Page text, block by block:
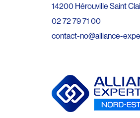
14200 Hérouville Saint
02 72 79 71 00
contact-no@alliance-